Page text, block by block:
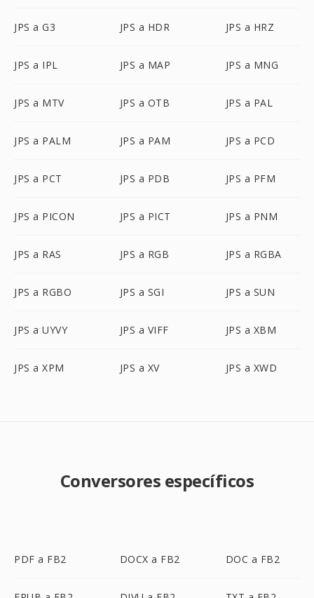
JPS a G3 JPS a HDR JPS a HRZ
JPS a IPL JPS a MAP JPS a MNG
JPS a MTV JPS a OTB JPS a PAL
JPS a PALM JPS a PAM JPS a PCD
JPS a PCT JPS a PDB JPS a PFM
JPS a PICON JPS a PICT JPS a PNM
JPS a RAS JPS a RGB JPS a RGBA
JPS a RGBO JPS a SGI JPS a SUN
JPS a UYVY JPS a VIFF JPS a XBM
JPS a XPM JPS a XV JPS a XWD
Conversores específicos
PDF a FB2 DOCX a FB2 DOC a FB2